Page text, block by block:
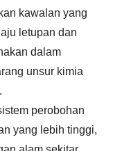
kawalan yang
letupan dan
dalam
unsur kimia
perobohan
yang lebih tinggi,